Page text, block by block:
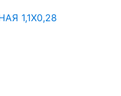
1,1X0,28